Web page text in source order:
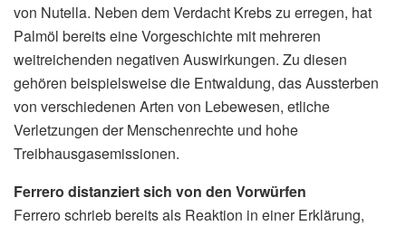
von Nutella. Neben dem Verdacht Krebs zu erregen, hat
Palmöl bereits eine Vorgeschichte mit mehreren
weitreichenden negativen Auswirkungen. Zu diesen
gehören beispielsweise die Entwaldung, das Aussterben
von verschiedenen Arten von Lebewesen, etliche
Verletzungen der Menschenrechte und hohe
Treibhausgasemissionen.
Ferrero distanziert sich von den Vorwürfen
Ferrero schrieb bereits als Reaktion in einer Erklärung,